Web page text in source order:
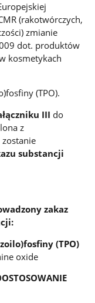
(rakotwórczych,
zmianie
dot. produktów
kosmetykach
(TPO).
III do
z
substancji
zakaz
(TPO)
oxide